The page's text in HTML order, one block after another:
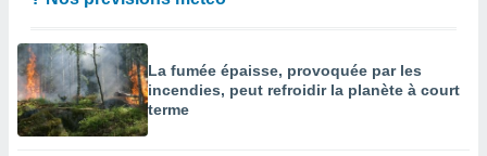
La fumée épaisse, provoquée par les
incendies, peut refroidir la planète à court
terme